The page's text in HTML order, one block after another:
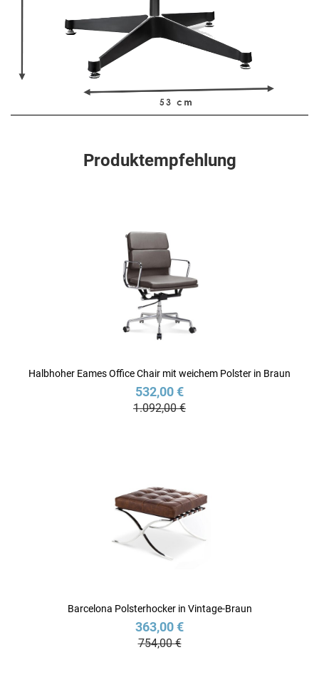
Produktempfehlung
Halbhoher Eames Office Chair mit weichem Polster in Braun
532,00 €
1.092,00 €
Barcelona Polsterhocker in Vintage-Braun
363,00 €
754,00 €